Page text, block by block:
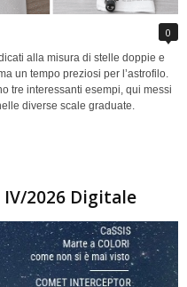
0
alla misura di stelle doppie e
un tempo preziosi per l’astrofilo.
tre interessanti esempi, qui messi
diverse scale graduate.
2026 Digitale